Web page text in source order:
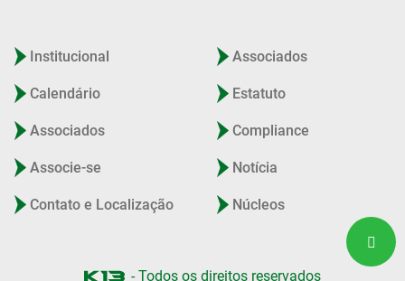
Institucional
Calendário
Associados
Associe-se
Contato e Localização
Associados
Estatuto
Compliance
Notícia
Núcleos
- Todos os direitos reservados